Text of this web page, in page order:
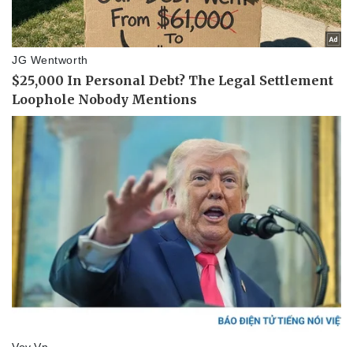
Sức khỏe
Dinh dưỡng - món ngon
Đời sống
Nhà đẹp